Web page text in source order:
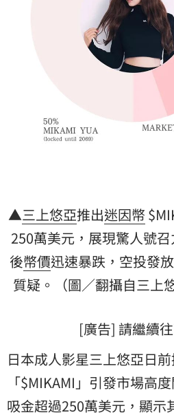
▲三上悠亞推出迷因幣
250萬美元，展現驚人號
後幣價迅速暴跌，空投發
質疑。（圖／翻攝自三上
[廣告] 請繼續
日本成人影星三上悠亞日
「$MIKAMI」引發市場高
吸金超過250萬美元，顯示